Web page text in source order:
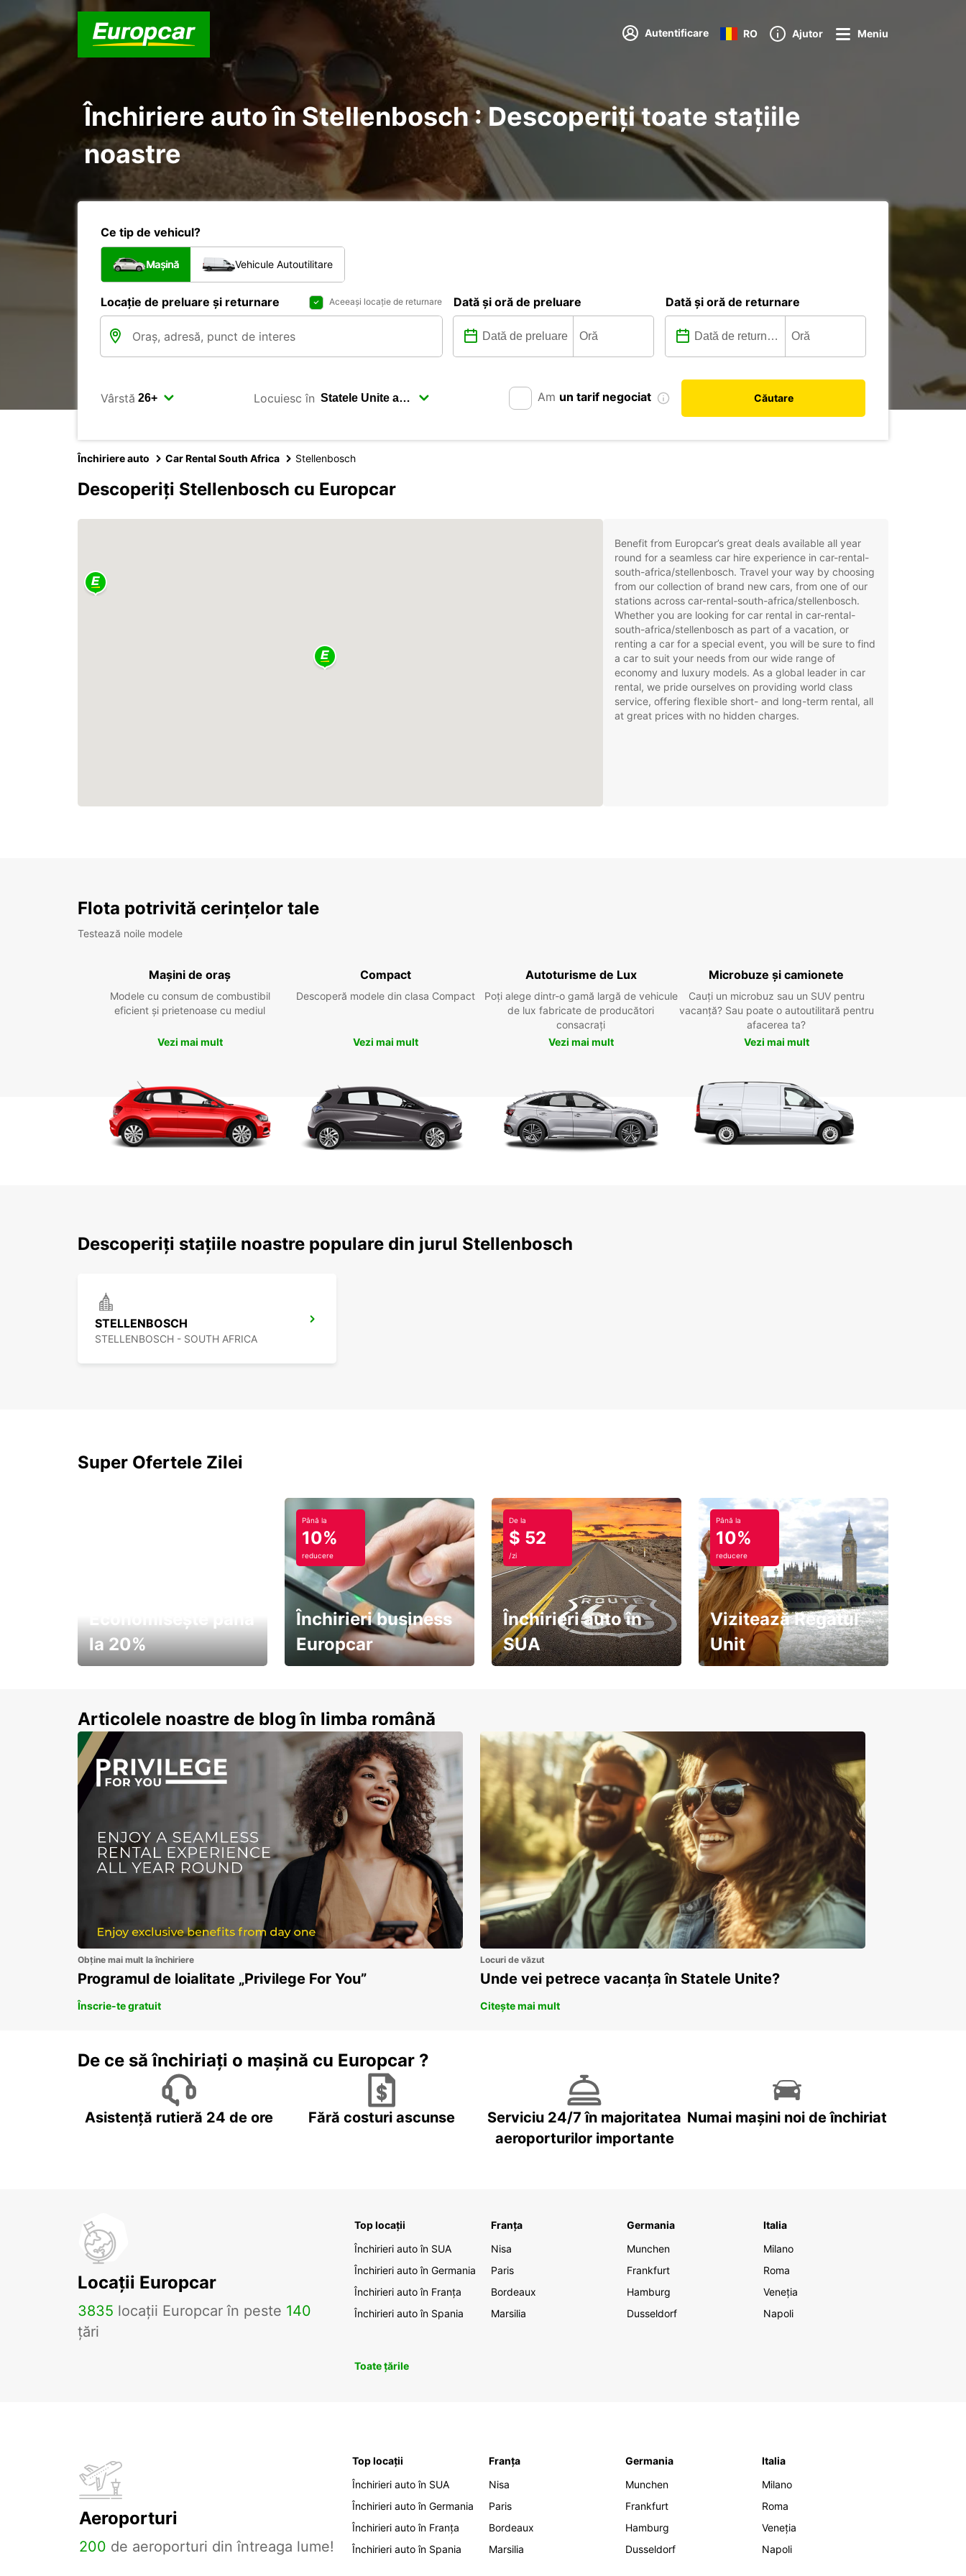
Autentificare RO Ajutor Meniu
Închiriere auto în Stellenbosch : Descoperiți toate stațiile
noastre
Ce tip de vehicul?
Mașină Vehicule Autoutilitare
Locație de preluare și returnare Aceeași locație de returnare Dată și oră de preluare Dată și oră de returnare
Vârstă Locuiesc în Am un tarif negociat Căutare
Închiriere auto Car Rental South Africa Stellenbosch
Descoperiți Stellenbosch cu Europcar
Benefit from Europcar’s great deals available all year
round for a seamless car hire experience in car-rental-
south-africa/stellenbosch. Travel your way by choosing
from our collection of brand new cars, from one of our
stations across car-rental-south-africa/stellenbosch.
Whether you are looking for car rental in car-rental-
south-africa/stellenbosch as part of a vacation, or
renting a car for a special event, you will be sure to find
a car to suit your needs from our wide range of
economy and luxury models. As a global leader in car
rental, we pride ourselves on providing world class
service, offering flexible short- and long-term rental, all
at great prices with no hidden charges.
Flota potrivită cerințelor tale
Testează noile modele
Mașini de oraș
Modele cu consum de combustibil
eficient și prietenoase cu mediul
Vezi mai mult
Compact
Descoperă modele din clasa Compact
Vezi mai mult
Autoturisme de Lux
Poți alege dintr-o gamă largă de vehicule
de lux fabricate de producători
consacrați
Vezi mai mult
Microbuze și camionete
Cauți un microbuz sau un SUV pentru
vacanță? Sau poate o autoutilitară pentru
afacerea ta?
Vezi mai mult
Descoperiți stațiile noastre populare din jurul Stellenbosch
STELLENBOSCH
STELLENBOSCH - SOUTH AFRICA
Super Ofertele Zilei
la 20%
Până la
10%
reducere
Închirieri business
Europcar
De la
$ 52
/zi
Închirieri auto în
SUA
Până la
10%
reducere
Vizitează Regatul
Unit
Articolele noastre de blog în limba română
Obține mai mult la închiriere
Programul de loialitate „Privilege For You”
Înscrie-te gratuit
Locuri de văzut
Unde vei petrece vacanța în Statele Unite?
Citește mai mult
De ce să închiriați o mașină cu Europcar ?
Asistență rutieră 24 de ore Fără costuri ascunse
Serviciu 24/7 în majoritatea
aeroporturilor importante
Numai mașini noi de închiriat
Locații Europcar
3835 locații Europcar în peste 140
țări
Top locații
Închirieri auto în SUA
Închirieri auto în Germania
Închirieri auto în Franța
Închirieri auto în Spania
Franța
Nisa
Paris
Bordeaux
Marsilia
Germania
Munchen
Frankfurt
Hamburg
Dusseldorf
Italia
Milano
Roma
Veneția
Napoli
Toate țările
Aeroporturi
200 de aeroporturi din întreaga lume!
Top locații
Închirieri auto în SUA
Închirieri auto în Germania
Închirieri auto în Franța
Închirieri auto în Spania
Franța
Nisa
Paris
Bordeaux
Marsilia
Germania
Munchen
Frankfurt
Hamburg
Dusseldorf
Italia
Milano
Roma
Veneția
Napoli